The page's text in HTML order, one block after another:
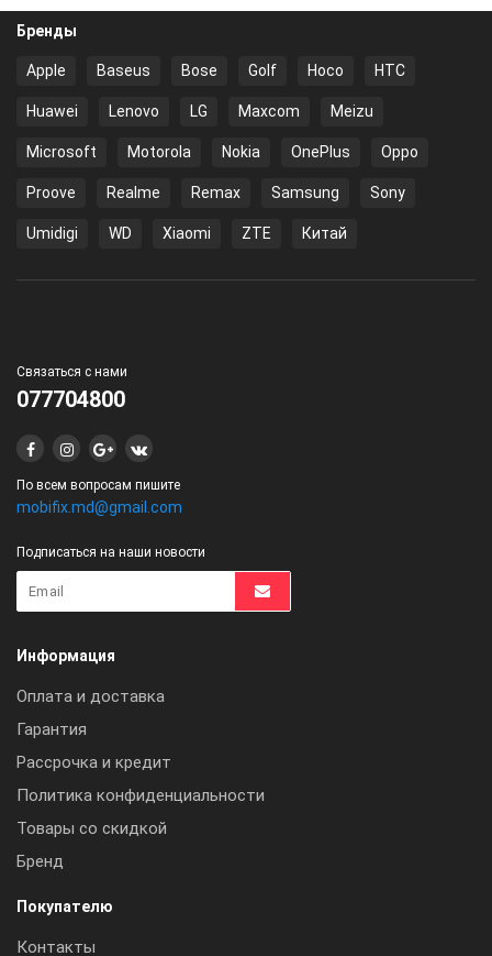
Бренды
Apple Baseus Bose Golf Hoco HTC
Huawei Lenovo LG Maxcom Meizu
Microsoft Motorola Nokia OnePlus Oppo
Proove Realme Remax Samsung Sony
Umidigi WD Xiaomi ZTE Китай
Связаться с нами
077704800
По всем вопросам пишите
mobifix.md@gmail.com
Подписаться на наши новости
Информация
Оплата и доставка
Гарантия
Рассрочка и кредит
Политика конфиденциальности
Товары со скидкой
Бренд
Покупателю
Контакты